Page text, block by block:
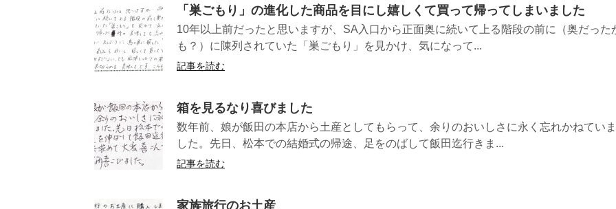
「巣ごもり」の進化した商品を目にし嬉しくて買って帰ってしまいました
10年以上前だったと思いますが、SA入口から正面奥に続いて上る階段の前に（奥だった
も？）に陳列されていた「巣ごもり」を見かけ、気になって...
記事を読む
箱を見るなり喜びました
数年前、娘が飯田の本店から土産としてもらって、余りのおいしさに永く忘れかねていま
した。先日、松本での結婚式の帰途、足をのばして飯田迄行きま...
記事を読む
家族旅行のお土産